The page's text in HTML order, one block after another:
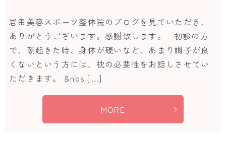
岩田美容スポーツ整体院のブログを見ていただき、
ありがとうございます。感謝致します。 初診の方
で、朝起きた時、身体が硬いなど、あまり調子が良
くないという方には、枕の必要性をお話しさせてい
ただきます。 &nbs […]
MORE